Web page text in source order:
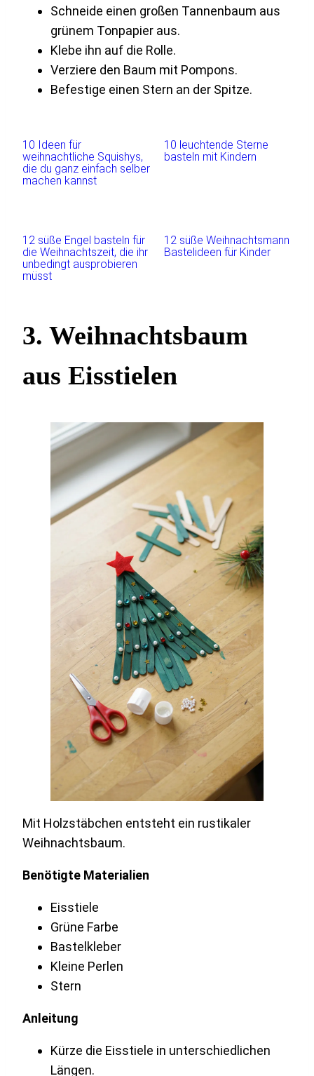
Schneide einen großen Tannenbaum aus
grünem Tonpapier aus.
Klebe ihn auf die Rolle.
Verziere den Baum mit Pompons.
Befestige einen Stern an der Spitze.
10 Ideen für
weihnachtliche Squishys,
die du ganz einfach selber
machen kannst
10 leuchtende Sterne
basteln mit Kindern
12 süße Engel basteln für
die Weihnachtszeit, die ihr
unbedingt ausprobieren
müsst
12 süße Weihnachtsmann
Bastelideen für Kinder
3. Weihnachtsbaum
aus Eisstielen
Mit Holzstäbchen entsteht ein rustikaler
Weihnachtsbaum.
Benötigte Materialien
Eisstiele
Grüne Farbe
Bastelkleber
Kleine Perlen
Stern
Anleitung
Kürze die Eisstiele in unterschiedlichen
Längen.